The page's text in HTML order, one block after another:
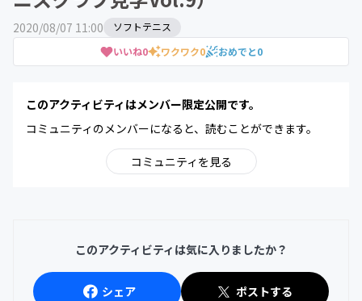
2020/08/07 11:00
いいね0 ワクワク0 おめでと0
ソフトテニス
このアクティビティはメンバー限定公開です。
コミュニティのメンバーになると、読むことができます。
コミュニティを見る
このアクティビティは気に入りましたか？
シェア ポストする